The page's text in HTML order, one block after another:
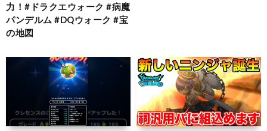
力！#ドラクエウォーク #病魔
パンデルム #DQウォーク #宝
の地図